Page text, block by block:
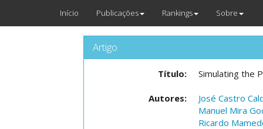
Início Publicações Rankings Sobre
Artigo
Título: Simulating the
Autores: José Castro
Manuel Mira
Ricardo